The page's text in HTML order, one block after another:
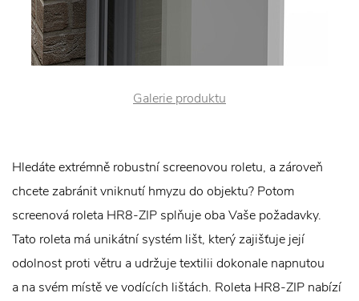
Galerie produktu
Hledáte extrémně robustní screenovou roletu, a zároveň
chcete zabránit vniknutí hmyzu do objektu? Potom
screenová roleta HR8-ZIP splňuje oba Vaše požadavky.
Tato roleta má unikátní systém lišt, který zajišťuje její
odolnost proti větru a udržuje textilii dokonale napnutou
a na svém místě ve vodících lištách. Roleta HR8-ZIP nabízí